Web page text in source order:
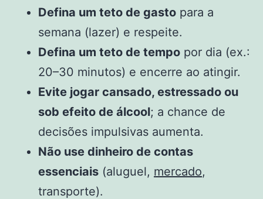
Defina um teto de gasto para a
semana (lazer) e respeite.
Defina um teto de tempo por dia (ex.:
20–30 minutos) e encerre ao atingir.
Evite jogar cansado, estressado ou
sob efeito de álcool; a chance de
decisões impulsivas aumenta.
Não use dinheiro de contas
essenciais (aluguel, mercado,
transporte).